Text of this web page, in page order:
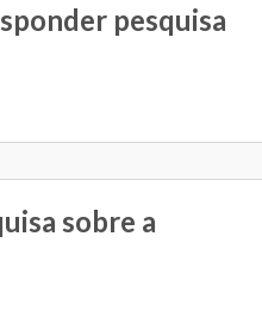
pesquisa
sobre a